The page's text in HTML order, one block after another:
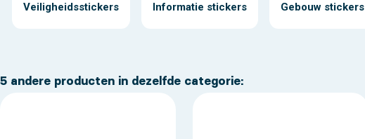
Veiligheidsstickers Informatie stickers Gebouw stickers
5 andere producten in dezelfde categorie: